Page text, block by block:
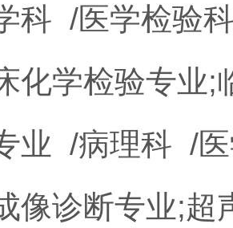
科 /医学检验
化学检验专业;
业 /病理科 /医
像诊断专业;超